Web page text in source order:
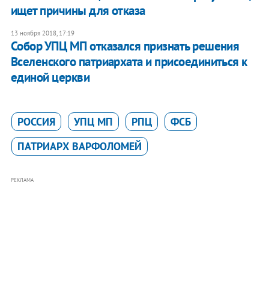
ищет причины для отказа
13 ноября 2018, 17:19
Собор УПЦ МП отказался признать решения
Вселенского патриархата и присоединиться к
единой церкви
РОССИЯ УПЦ МП РПЦ
ФСБ
ПАТРИАРХ ВАРФОЛОМЕЙ
РЕКЛАМА